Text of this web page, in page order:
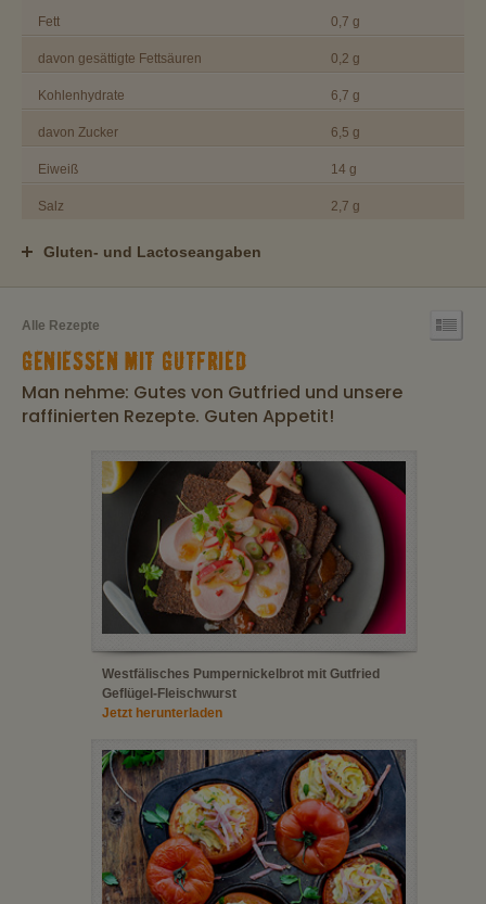
Fett 0,7 g
davon gesättigte Fettsäuren 0,2 g
Kohlenhydrate 6,7 g
davon Zucker 6,5 g
Eiweiß 14 g
Salz 2,7 g
Gluten- und Lactoseangaben
Alle Rezepte
GENIESSEN MIT GUTFRIED
Man nehme: Gutes von Gutfried und unsere
raffinierten Rezepte. Guten Appetit!
Westfälisches Pumpernickelbrot mit Gutfried
Geflügel-Fleischwurst
Jetzt herunterladen